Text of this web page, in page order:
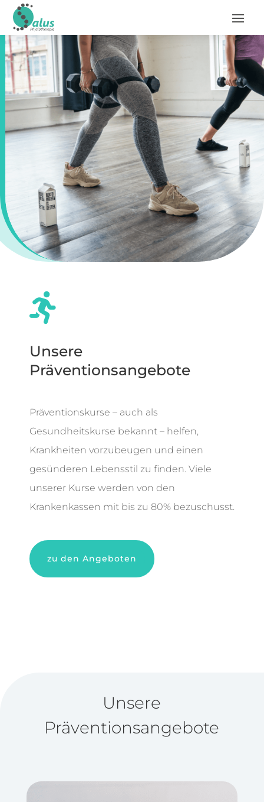

Unsere
Präventionsangebote
Präventionskurse – auch als
Gesundheitskurse bekannt – helfen,
Krankheiten vorzubeugen und einen
gesünderen Lebensstil zu finden. Viele
unserer Kurse werden von den
Krankenkassen mit bis zu 80% bezuschusst.
zu den Angeboten
Unsere
Präventionsangebote